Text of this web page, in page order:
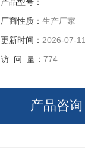
厂商性质： 生产厂家
更新时间： 2026-07-11
访 问 量： 774
产品咨询